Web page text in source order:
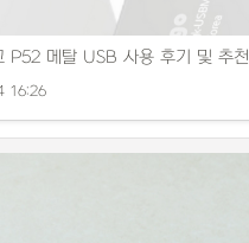
P52 메탈 USB 사용 후기 및 추천
16:26